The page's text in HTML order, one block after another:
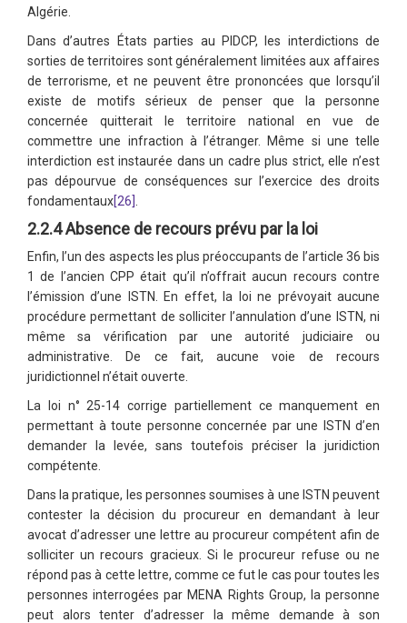
Algérie.
Dans d’autres États parties au PIDCP, les interdictions de
sorties de territoires sont généralement limitées aux affaires
de terrorisme, et ne peuvent être prononcées que lorsqu’il
existe de motifs sérieux de penser que la personne
concernée quitterait le territoire national en vue de
commettre une infraction à l’étranger. Même si une telle
interdiction est instaurée dans un cadre plus strict, elle n’est
pas dépourvue de conséquences sur l’exercice des droits
fondamentaux[26]
2.2.4 Absence de recours prévu par la loi
Enfin, l’un des aspects les plus préoccupants de l’article 36 bis
1 de l’ancien CPP était qu’il n’offrait aucun recours contre
l’émission d’une ISTN. En effet, la loi ne prévoyait aucune
procédure permettant de solliciter l’annulation d’une ISTN, ni
même sa vérification par une autorité judiciaire ou
administrative. De ce fait, aucune voie de recours
juridictionnel n’était ouverte.
La loi n° 25-14 corrige partiellement ce manquement en
permettant à toute personne concernée par une ISTN d’en
demander la levée, sans toutefois préciser la juridiction
compétente.
Dans la pratique, les personnes soumises à une ISTN peuvent
contester la décision du procureur en demandant à leur
avocat d’adresser une lettre au procureur compétent afin de
solliciter un recours gracieux. Si le procureur refuse ou ne
répond pas à cette lettre, comme ce fut le cas pour toutes les
personnes interrogées par MENA Rights Group, la personne
peut alors tenter d’adresser la même demande à son